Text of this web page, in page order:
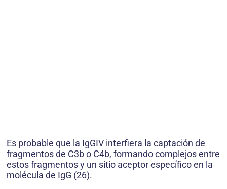
Es probable que la IgGIV interfiera la captación de
fragmentos de C3b o C4b, formando complejos entre
estos fragmentos y un sitio aceptor específico en la
molécula de IgG (26).